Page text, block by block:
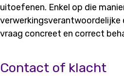
uitoefenen. Enkel op die
verwerkingsverantwoordelijke
vraag concreet en correct
Contact of klacht